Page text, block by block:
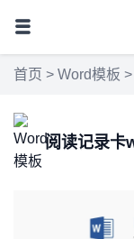
首页 > Word模板
阅读记录卡